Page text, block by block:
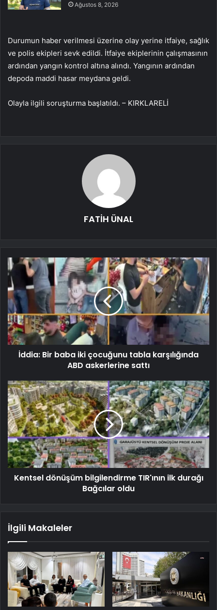
Ağustos 8, 2026
Durumun haber verilmesi üzerine olay yerine itfaiye, sağlık
ve polis ekipleri sevk edildi. İtfaiye ekiplerinin çalışmasının
ardından yangın kontrol altına alındı. Yangının ardından
depoda maddi hasar meydana geldi.
Olayla ilgili soruşturma başlatıldı. – KIRKLARELİ
FATİH ÜNAL
İddia: Bir baba iki çocuğunu tabla karşılığında
ABD askerlerine sattı
Kentsel dönüşüm bilgilendirme TIR'ının ilk durağı
Bağcılar oldu
İlgili Makaleler